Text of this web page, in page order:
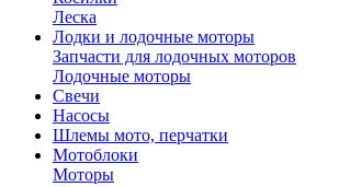
Леска
Лодки и лодочные моторы
Запчасти для лодочных моторов
Лодочные моторы
Свечи
Насосы
Шлемы мото, перчатки
Мотоблоки
Моторы